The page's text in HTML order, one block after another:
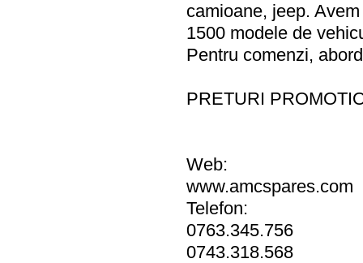
camioane, jeep.
1500 modele de
Pentru comenzi,
PRETURI
Web:
www.amcspares.com
Telefon:
0763.345.756
0743.318.568